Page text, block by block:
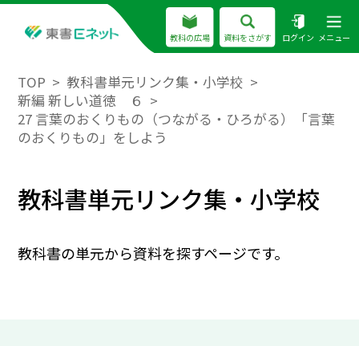
教科の広場 資料をさがす ログイン メニュー
TOP
教科書単元リンク集・小学校
新編 新しい道徳 ６
27 言葉のおくりもの（つながる・ひろがる）「言葉
のおくりもの」をしよう
教科書単元リンク集・小学校
教科書の単元から資料を探すページです。